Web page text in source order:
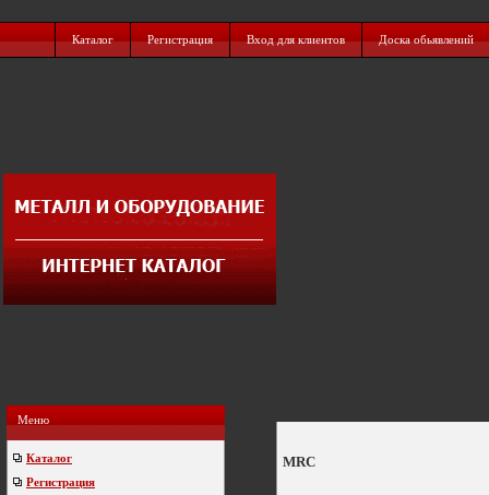
Каталог Регистрация Вход для клиентов Доска обьявлений
Меню
Каталог
Регистрация
MRC